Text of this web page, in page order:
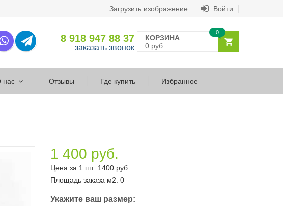
Загрузить изображение Войти
8 918 947 88 37
заказать звонок
КОРЗИНА
0 руб.
0
нас Отзывы Где купить Избранное
1 400 руб.
Цена за 1 шт: 1400 руб.
Площадь заказа м2: 0
Укажите ваш размер: